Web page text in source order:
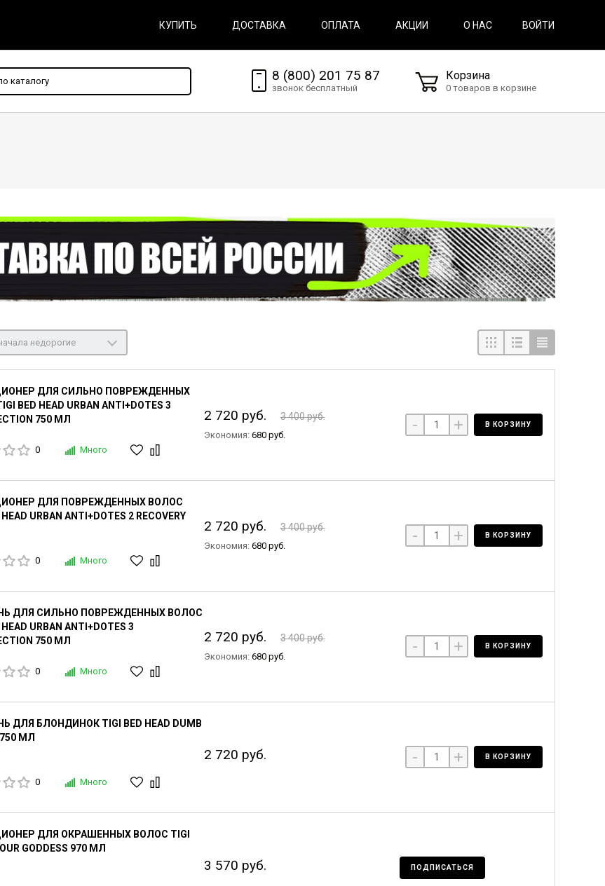
КУПИТЬ ДОСТАВКА ОПЛАТА АКЦИИ О НАС ВОЙТИ
8 (800) 201 75 87
звонок бесплатный
Корзина
0 товаров в корзине
недорогие
ДЛЯ СИЛЬНО ПОВРЕЖДЕННЫХ
BED HEAD URBAN ANTI+DOTES 3
750 МЛ
0 Много
2 720 руб. 3 400 руб.
Экономия: 680 руб. - + В КОРЗИНУ
ДЛЯ ПОВРЕЖДЕННЫХ ВОЛОС
URBAN ANTI+DOTES 2 RECOVERY
0 Много
2 720 руб. 3 400 руб.
Экономия: 680 руб. - + В КОРЗИНУ
ДЛЯ СИЛЬНО ПОВРЕЖДЕННЫХ ВОЛОС
URBAN ANTI+DOTES 3
750 МЛ
0 Много
2 720 руб. 3 400 руб.
Экономия: 680 руб. - + В КОРЗИНУ
ДЛЯ БЛОНДИНОК TIGI BED HEAD DUMB
750 МЛ
0 Много
2 720 руб. - + В КОРЗИНУ
ДЛЯ ОКРАШЕННЫХ ВОЛОС TIGI
GODDESS 970 МЛ
3 570 руб. ПОДПИСАТЬСЯ